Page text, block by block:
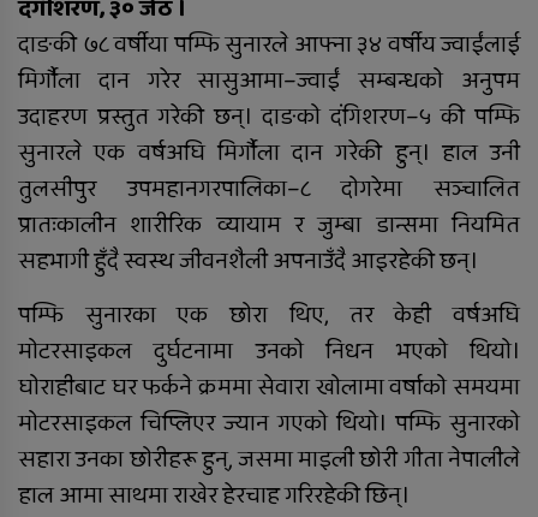
रुकुम पश्चिममा भ्यान र मोटरसाइकल
ठोक्किँदा एक जनाको मृत्यु
दुग्ध चिस्यान केन्द्र अनुदान हिनामिना
आरोपमा आठबिसकोटका मेयरसहित ११
जनाविरुद्ध भ्रष्टाचार मुद्दा
६ महिनाअघि सजिएकी बेहुली, ६
महिनापछि सडकमा अस्ताइन्
दंगीशरणमा आर्थिक वर्ष २०८२/८३ को
वार्षिक समीक्षा कार्यक्रम सम्पन्न
दंगीशरण, ३० जेठ ।
दाङकी ७८ वर्षीया पम्फि सुनारले आफ्ना ३४ वर्षीय ज्वाईंलाई
मिर्गौला दान गरेर सासुआमा–ज्वाईं सम्बन्धको अनुपम
उदाहरण प्रस्तुत गरेकी छन्। दाङको दंगिशरण–५ की पम्फि
सुनारले एक वर्षअघि मिर्गौला दान गरेकी हुन्। हाल उनी
तुलसीपुर उपमहानगरपालिका–८ दोगरेमा सञ्चालित
प्रातःकालीन शारीरिक व्यायाम र जुम्बा डान्समा नियमित
सहभागी हुँदै स्वस्थ जीवनशैली अपनाउँदै आइरहेकी छन्।
पम्फि सुनारका एक छोरा थिए, तर केही वर्षअघि
मोटरसाइकल दुर्घटनामा उनको निधन भएको थियो।
घोराहीबाट घर फर्कने क्रममा सेवारा खोलामा वर्षाको समयमा
मोटरसाइकल चिप्लिएर ज्यान गएको थियो। पम्फि सुनारको
सहारा उनका छोरीहरू हुन्, जसमा माइली छोरी गीता नेपालीले
हाल आमा साथमा राखेर हेरचाह गरिरहेकी छिन्।